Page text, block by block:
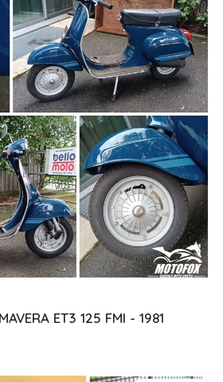
ET3 125 FMI - 1981